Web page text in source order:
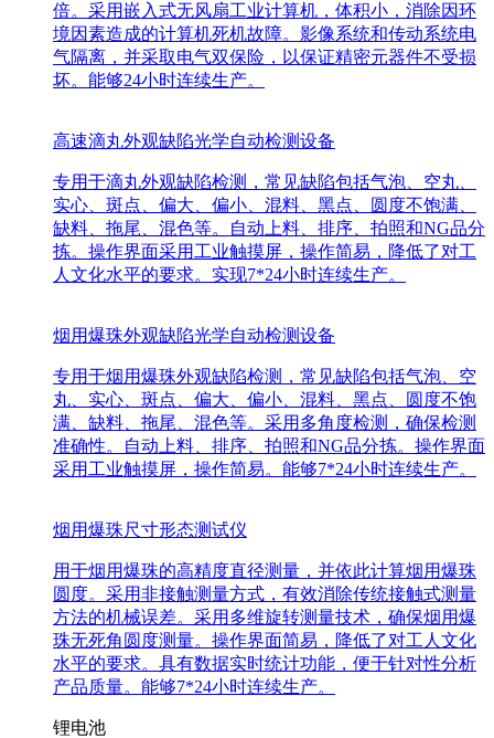
倍。采用嵌入式无风扇工业计算机，体积小，消除因环
境因素造成的计算机死机故障。影像系统和传动系统电
气隔离，并采取电气双保险，以保证精密元器件不受损
坏。能够24小时连续生产。
高速滴丸外观缺陷光学自动检测设备
专用于滴丸外观缺陷检测，常见缺陷包括气泡、空丸、
实心、斑点、偏大、偏小、混料、黑点、圆度不饱满、
缺料、拖尾、混色等。自动上料、排序、拍照和NG品分
拣。操作界面采用工业触摸屏，操作简易，降低了对工
人文化水平的要求。实现7*24小时连续生产。
烟用爆珠外观缺陷光学自动检测设备
专用于烟用爆珠外观缺陷检测，常见缺陷包括气泡、空
丸、实心、斑点、偏大、偏小、混料、黑点、圆度不饱
满、缺料、拖尾、混色等。采用多角度检测，确保检测
准确性。自动上料、排序、拍照和NG品分拣。操作界面
采用工业触摸屏，操作简易。能够7*24小时连续生产。
烟用爆珠尺寸形态测试仪
用于烟用爆珠的高精度直径测量，并依此计算烟用爆珠
圆度。采用非接触测量方式，有效消除传统接触式测量
方法的机械误差。采用多维旋转测量技术，确保烟用爆
珠无死角圆度测量。操作界面简易，降低了对工人文化
水平的要求。具有数据实时统计功能，便于针对性分析
产品质量。能够7*24小时连续生产。
锂电池